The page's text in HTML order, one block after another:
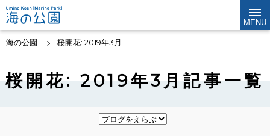
MENU
海の公園 桜開花: 2019年3月
桜開花: 2019年3月記事一覧